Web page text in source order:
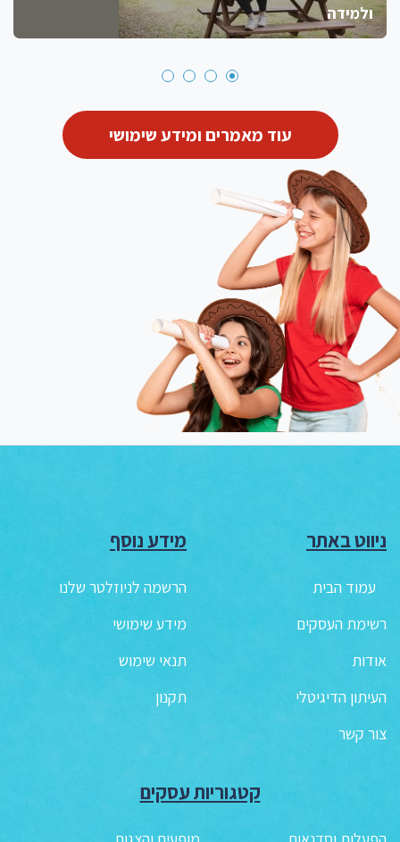
ולמידה
עוד מאמרים ומידע שימושי
ניווט באתר
עמוד הבית
רשימת העסקים
אודות
העיתון הדיגיטלי
צור קשר
מידע נוסף
הרשמה לניוזלטר שלנו
מידע שימושי
תנאי שימוש
תקנון
קטגוריות עסקים